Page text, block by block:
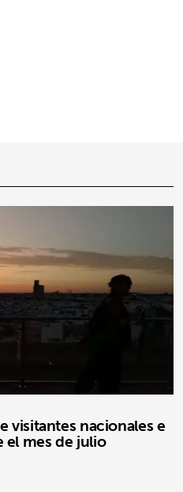
visitantes nacionales e
mes de julio